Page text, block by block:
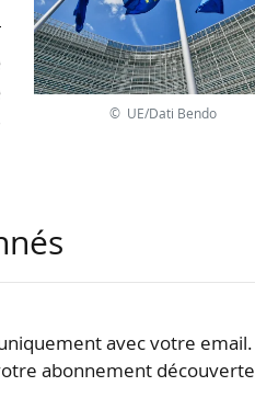
© UE/Dati Bendo
avec votre email.
abonnement découverte